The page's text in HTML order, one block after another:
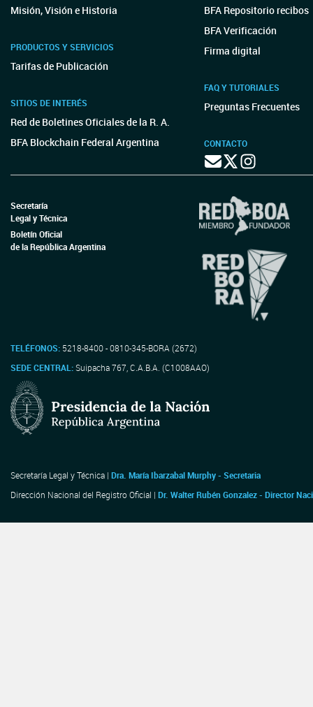
Misión, Visión e Historia
PRODUCTOS Y SERVICIOS
Tarifas de Publicación
SITIOS DE INTERÉS
Red de Boletines Oficiales de la R. A.
BFA Blockchain Federal Argentina
BFA Repositorio recibos
BFA Verificación
Firma digital
FAQ Y TUTORIALES
Preguntas Frecuentes
CONTACTO
Secretaría
Legal y Técnica
Boletín Oficial
de la República Argentina
TELÉFONOS: 5218-8400 - 0810-345-BORA (2672)
SEDE CENTRAL:Suipacha 767, C.A.B.A. (C1008AAO)
Secretaría Legal y Técnica | Dra. María Ibarzabal Murphy - Secretaria
Dirección Nacional del Registro Oficial | Dr. Walter Rubén Gonzalez - Director